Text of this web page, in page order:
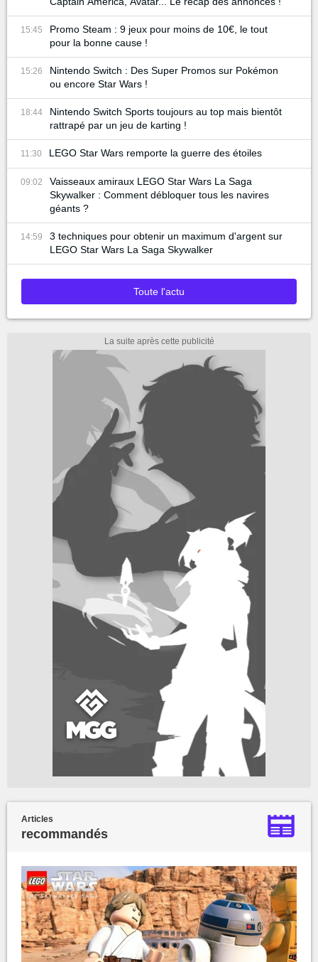
15:45
Promo Steam : 9 jeux pour moins de 10€, le tout
pour la bonne cause !
15:26
Nintendo Switch : Des Super Promos sur Pokémon
ou encore Star Wars !
18:44
Nintendo Switch Sports toujours au top mais bientôt
rattrapé par un jeu de karting !
11:30 LEGO Star Wars remporte la guerre des étoiles
09:02
Vaisseaux amiraux LEGO Star Wars La Saga
Skywalker : Comment débloquer tous les navires
géants ?
14:59
3 techniques pour obtenir un maximum d'argent sur
LEGO Star Wars La Saga Skywalker
Toute l'actu
Articles
recommandés